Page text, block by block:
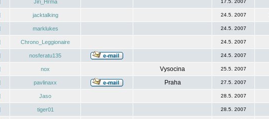
Jiri_Hrma 17.5. 2007
jacktalking 24.5. 2007
marklukes 24.5. 2007
Chrono_Leggionaire 24.5. 2007
nosferatu135 24.5. 2007
nox Vysocina 25.5. 2007
pavlinaxx Praha 27.5. 2007
Jaso 28.5. 2007
tiger01 28.5. 2007